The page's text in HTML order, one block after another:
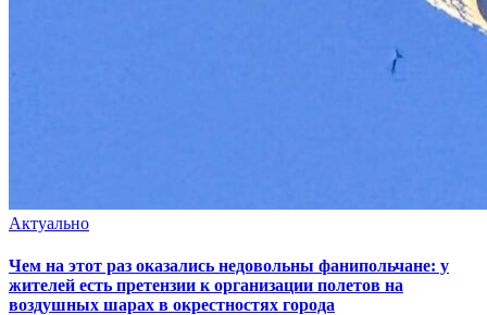
Актуально
Чем на этот раз оказались недовольны фанипольчане: у
жителей есть претензии к организации полетов на
воздушных шарах в окрестностях города